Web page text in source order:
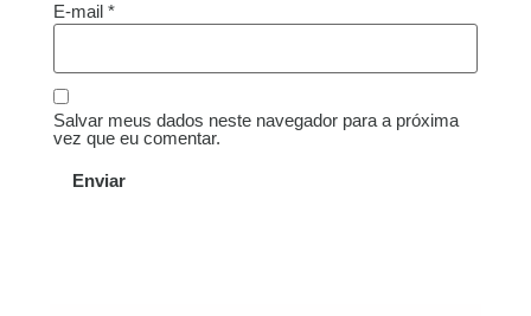
E-mail *
Salvar meus dados neste navegador para a próxima
vez que eu comentar.